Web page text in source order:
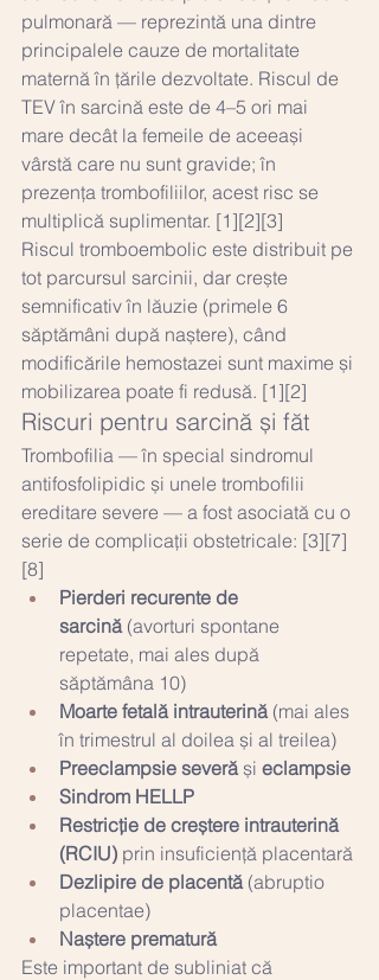
pulmonară — reprezintă una dintre
principalele cauze de mortalitate
maternă în țările dezvoltate. Riscul de
TEV în sarcină este de 4–5 ori mai
mare decât la femeile de aceeași
vârstă care nu sunt gravide; în
prezența trombofiliilor, acest risc se
multiplică suplimentar. [1][2][3]
Riscul tromboembolic este distribuit pe
tot parcursul sarcinii, dar crește
semnificativ în lăuzie (primele 6
săptămâni după naștere), când
modificările hemostazei sunt maxime și
mobilizarea poate fi redusă. [1][2]
Riscuri pentru sarcină și făt
Trombofilia — în special sindromul
antifosfolipidic și unele trombofilii
ereditare severe — a fost asociată cu o
serie de complicații obstetricale: [3][7]
[8]
Pierderi recurente de
sarcină (avorturi spontane
repetate, mai ales după
săptămâna 10)
Moarte fetală intrauterină (mai ales
în trimestrul al doilea și al treilea)
Preeclampsie severă și eclampsie
Sindrom HELLP
Restricție de creștere intrauterină
(RCIU) prin insuficiență placentară
Dezlipire de placentă (abruptio
placentae)
Naștere prematură
Este important de subliniat că